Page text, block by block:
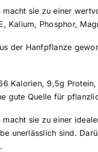
sie zu einer
Kalium, Phosphor,
der Hanfpflanze
Kalorien, 9,5g
gute Quelle für
sie zu einer
unerlässlich sind.